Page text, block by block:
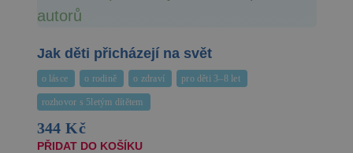
Jak děti přicházejí na svět
o lásce o rodině o zdraví pro děti 3–8 let
rozhovor s 5letým dítětem
344 Kč
PŘIDAT DO KOŠÍKU